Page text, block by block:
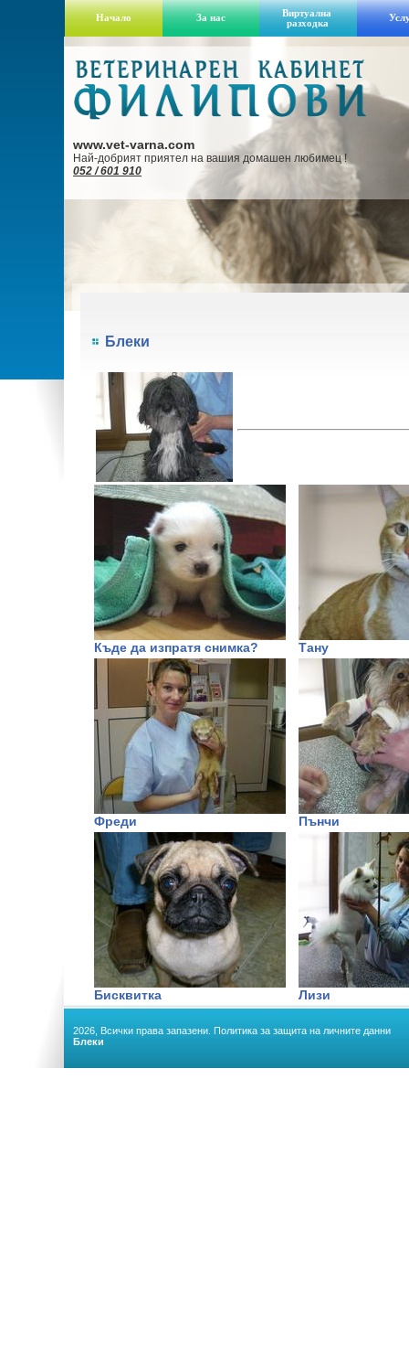
Начало За нас
Виртуална
разходка
www.vet-varna.com
Най-добрият приятел на вашия домашен любимец !
052 / 601 910
Блеки
Къде да изпратя снимка? Тану
Фреди Пънчи
Бисквитка Лизи
2026, Всички права запазени. Политика за защита на личните данни
Блеки